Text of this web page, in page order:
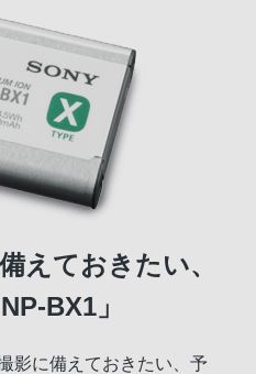
えておきたい、
BX1」
影に備えておきたい、予